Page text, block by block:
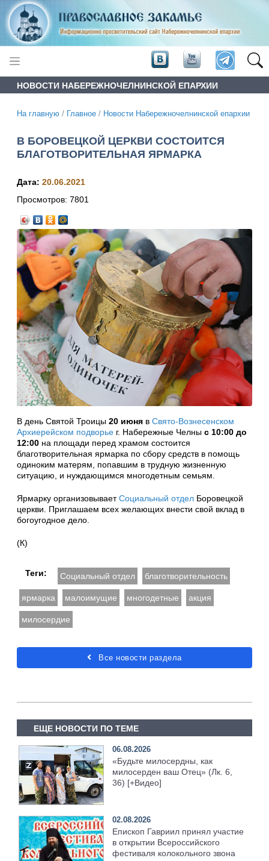
НОВОСТИ НАБЕРЕЖНОЧЕЛНИНСКОЙ ЕПАРХИИ
На главную / Главное / Новости Набережночелнинской епархии
В БОРОВЕЦКОЙ ЦЕРКВИ СОСТОИТСЯ
БЛАГОТВОРИТЕЛЬНАЯ ЯРМАРКА
Дата: 20.06.2021
Просмотров: 7801
В день Святой Троицы 20 июня в Свято-Вознесенском
Архиерейском подворье г. Набережные Челны с 10:00 до
12:00 на площади перед храмом состоится
благотворительная ярмарка по сбору средств в помощь
одиноким матерям, попавшим в трудную жизненную
ситуацию, и нуждающимся многодетным семьям.
Ярмарку организовываетСоциальный отдел Боровецкой
церкви. Приглашаем всех желающих внести свой вклад в
богоугодное дело.
(К)
Теги: Социальный отдел благотворительность
ярмарка малоимущие многодетные акция
милосердие
Все новости раздела
ЕЩЕ НОВОСТИ ПО ТЕМЕ
06.08.2026
«Будьте милосердны, как
милосерден ваш Отец» (Лк. 6,
36) [+Видео]
02.08.2026
Епископ Гавриил принял участие
в открытии Всероссийского
фестиваля колокольного звона